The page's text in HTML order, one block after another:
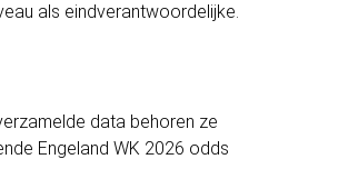
als eindverantwoordelijke.
data behoren ze
Engeland WK 2026 odds